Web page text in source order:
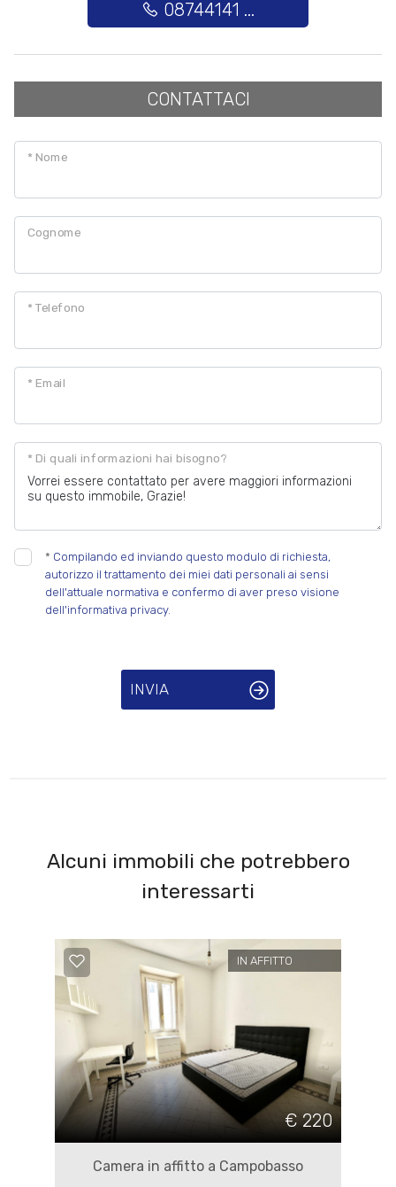
08744141 ...
CONTATTACI
* Nome
Cognome
* Telefono
* Email
* Di quali informazioni hai bisogno?
* Compilando ed inviando questo modulo di richiesta,
autorizzo il trattamento dei miei dati personali ai sensi
dell'attuale normativa e confermo di aver preso visione
dell'informativa privacy.
INVIA
Alcuni immobili che potrebbero
interessarti
IN AFFITTO
€ 220
Camera in affitto a Campobasso
Ascensore
Nuova costruzione
Lusso